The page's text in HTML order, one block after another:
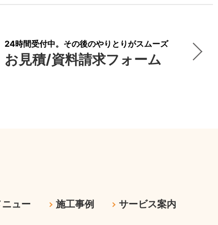
24時間受付中。その後のやりとりがスムーズ
お見積/資料請求フォーム
ュー 施工事例 サービス案内